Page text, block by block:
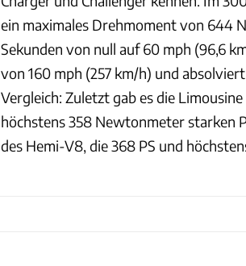
ein maximales Drehmoment von 644
Sekunden von null auf 60 mph (96,6
von 160 mph (257 km/h) und
Vergleich: Zuletzt gab es die
höchstens 358 Newtonmeter starken
des Hemi-V8, die 368 PS und